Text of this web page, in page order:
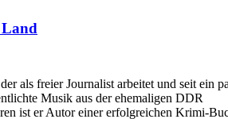
Land
als freier Journalist arbeitet und seit ein
Musik aus der ehemaligen DDR
ist er Autor einer erfolgreichen Krimi-